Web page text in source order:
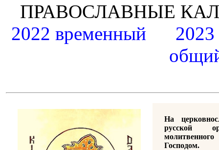
ПРАВОСЛАВНЫЕ
2022 временный
На
русской
Господом.